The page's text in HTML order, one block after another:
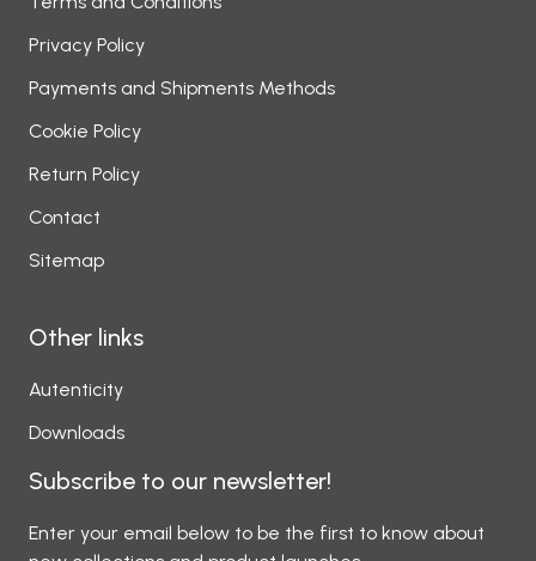
Privacy Policy
Payments and Shipments Methods
Cookie Policy
Return Policy
Contact
Sitemap
Other links
Autenticity
Downloads
Subscribe to our newsletter!
Enter your email below to be the first to know about